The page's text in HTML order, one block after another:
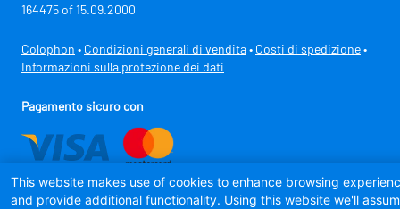
164475 of 15.09.2000
Colophon • Condizioni generali di vendita • Costi di spedizione •
Informazioni sulla protezione dei dati
Pagamento sicuro con
This website makes use of cookies to enhance browsing
and provide additional functionality. Using this website we'll